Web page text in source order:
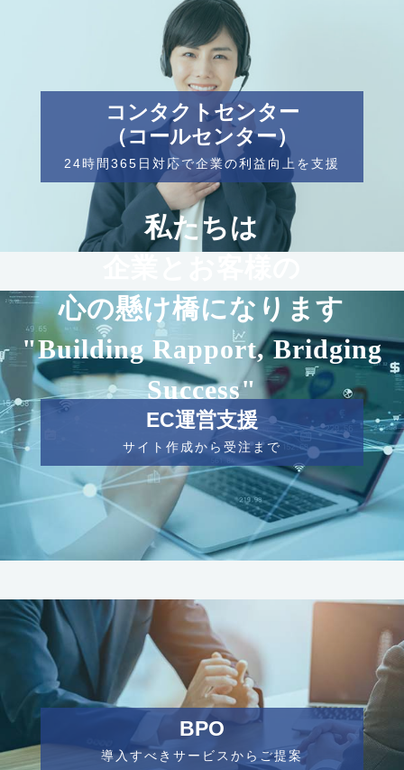
私たちは
心の懸け橋になります
"Building Rapport, Bridging
Success"
コンタクトセンター
（コールセンター）
24時間365日対応で企業の利益向上を支援
EC運営支援
サイト作成から受注まで
BPO
導入すべきサービスからご提案